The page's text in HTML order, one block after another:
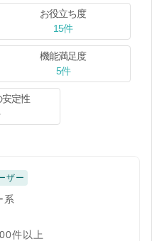
お役立ち度
15件
機能満足度
5件
定性
ザー
系
件以上